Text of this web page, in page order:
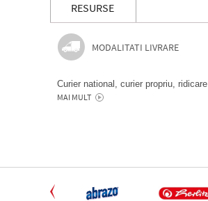
RESURSE
MODALITATI LIVRARE
Curier national, curier propriu,
MAI MULT